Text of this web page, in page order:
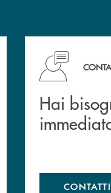
Rurale.Hai bisogno
Hai
CONTATTI